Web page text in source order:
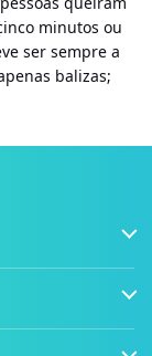
minutos ou
ser sempre a
balizas;